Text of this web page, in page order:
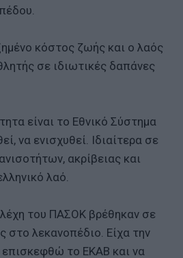
κόστος ζωής και ο λαός
σε ιδιωτικές δαπάνες
είναι το Εθνικό Σύστημα
να ενισχυθεί. Ιδιαίτερα σε
ακρίβειας και
λαό.
του ΠΑΣΟΚ βρέθηκαν σε
στο λεκανοπέδιο. Είχα την
επισκεφθώ το ΕΚΑΒ και να